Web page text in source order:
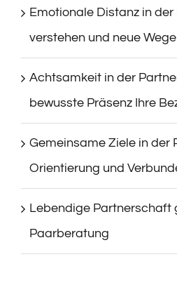
Emotionale Distanz in
verstehen und neue
Achtsamkeit in der
bewusste Präsenz Ihre
Gemeinsame Ziele in der
Orientierung und
Lebendige Partnerschaft
Paarberatung